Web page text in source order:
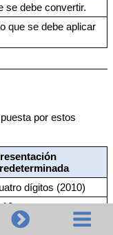
se debe convertir.
que se debe aplicar
por estos
dígitos (2010)
12
31